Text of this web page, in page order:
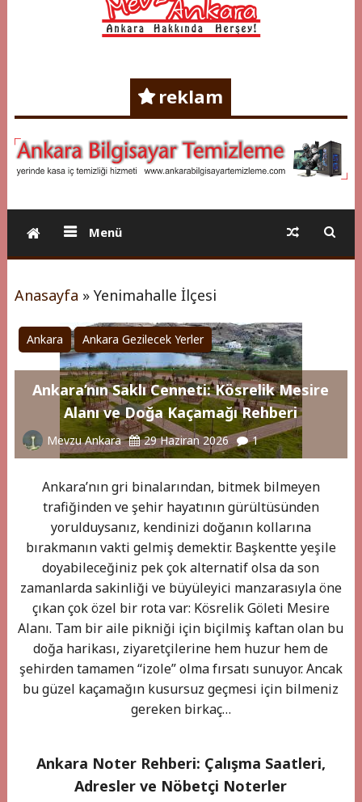
reklam
Menü
Anasayfa » Yenimahalle İlçesi
Ankara Ankara Gezilecek Yerler
Ankara’nın Saklı Cenneti: Kösrelik Mesire
Alanı ve Doğa Kaçamağı Rehberi
Mevzu Ankara 29 Haziran 2026 1
Ankara’nın gri binalarından, bitmek bilmeyen
trafiğinden ve şehir hayatının gürültüsünden
yorulduysanız, kendinizi doğanın kollarına
bırakmanın vakti gelmiş demektir. Başkentte yeşile
doyabileceğiniz pek çok alternatif olsa da son
zamanlarda sakinliği ve büyüleyici manzarasıyla öne
çıkan çok özel bir rota var: Kösrelik Göleti Mesire
Alanı. Tam bir aile pikniği için biçilmiş kaftan olan bu
doğa harikası, ziyaretçilerine hem huzur hem de
şehirden tamamen “izole” olma fırsatı sunuyor. Ancak
bu güzel kaçamağın kusursuz geçmesi için bilmeniz
gereken birkaç…
Ankara Noter Rehberi: Çalışma Saatleri,
Adresler ve Nöbetçi Noterler